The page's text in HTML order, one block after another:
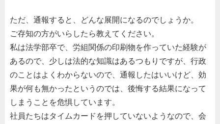
ただ、通報すると、どんな展開になるのでしょうか。
ご存知の方がいらしたら教えてください。
私は法学部卒で、労組関係の印刷物を作っていた経験が
あるので、少しは法的な知識はあるつもりですが、行政
のことはよくわからないので、通報したはいいけど、効
果が何も無かったというのでは、後悔する結果になって
しまうことを危惧しています。
社員たちはタイムカードを押していないようなので、会